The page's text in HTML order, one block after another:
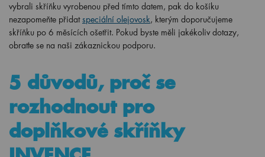
vybrali skříňku vyrobenou před tímto datem, pak do košíku
nezapomeňte přidatspeciální olejovosk, kterým doporučujeme
skříňku po 6 měsících ošetřit. Pokud byste měli jakékoliv dotazy,
obraťte se na naši zákaznickou podporu.
5 důvodů, proč se
rozhodnout pro
doplňkové skříňky